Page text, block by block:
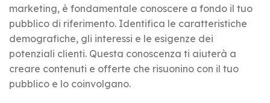
marketing, è fondamentale conoscere a fondo il tuo
pubblico di riferimento. Identifica le caratteristiche
demografiche, gli interessi e le esigenze dei
potenziali clienti. Questa conoscenza ti aiuterà a
creare contenuti e offerte che risuonino con il tuo
pubblico e lo coinvolgano.